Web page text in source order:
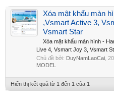
Xóa mật khẩu màn
,Vsmart Active 3,
Vsmart Star
Xóa mật khẩu màn hình -
Live 4, Vsmart Joy 3, Vsmart
Chủ đề bởi: DuyNamLaoCai
MODEL
Hiển thị kết quả từ 1 đến 1 của 1